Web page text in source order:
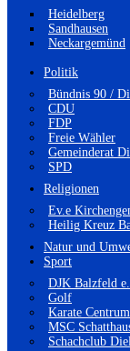
Heidelberg
Sandhausen
Neckargemünd
Politik
Bündnis 90 /
CDU
FDP
Freie Wähler
Gemeinderat
SPD
Religionen
Ev.e
Heilig Kreuz
Natur und
Sport
DJK Balzfeld
Golf
Karate
MSC
Schachclub